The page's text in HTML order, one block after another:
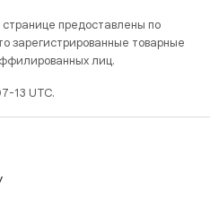
предоставлены по
зарегистрированные товарные
лиц.
13 UTC.